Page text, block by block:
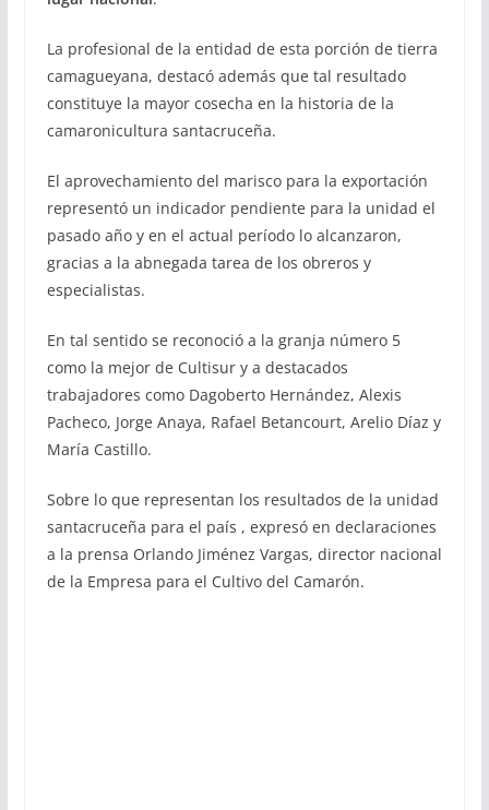
La profesional de la entidad de esta porción de tierra
camagueyana, destacó además que tal resultado
constituye la mayor cosecha en la historia de la
camaronicultura santacruceña.
El aprovechamiento del marisco para la exportación
representó un indicador pendiente para la unidad el
pasado año y en el actual período lo alcanzaron,
gracias a la abnegada tarea de los obreros y
especialistas.
En tal sentido se reconoció a la granja número 5
como la mejor de Cultisur y a destacados
trabajadores como Dagoberto Hernández, Alexis
Pacheco, Jorge Anaya, Rafael Betancourt, Arelio Díaz y
María Castillo.
Sobre lo que representan los resultados de la unidad
santacruceña para el país , expresó en declaraciones
a la prensa Orlando Jiménez Vargas, director nacional
de la Empresa para el Cultivo del Camarón.